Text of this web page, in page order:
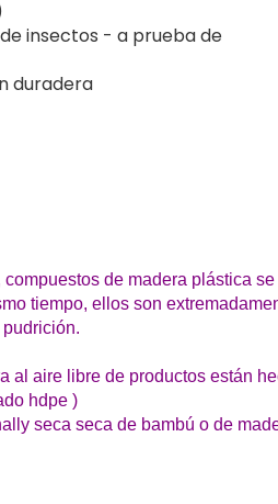
insectos - a prueba de
duradera
de madera plástica
tiempo, ellos son
al aire libre de productos están
hdpe )
seca seca de bambú o de